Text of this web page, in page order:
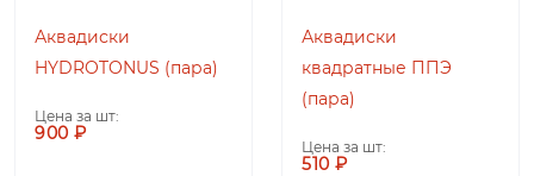
Аквадиски
HYDROTONUS (пара)
Цена за шт:
900 ₽
Аквадиски
квадратные ППЭ
(пара)
Цена за шт:
510 ₽